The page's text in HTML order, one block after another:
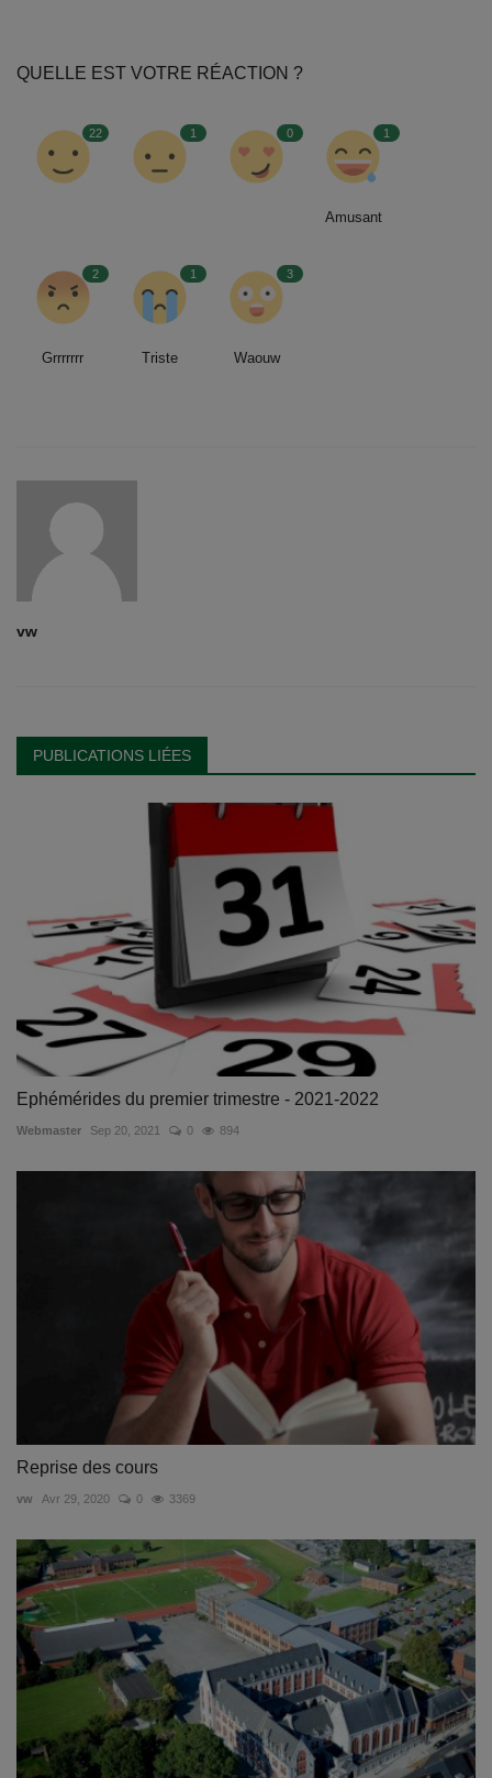
QUELLE EST VOTRE RÉACTION ?
22 1 0 1
Amusant
2
Grrrrrrr
1
Triste
3
Waouw
vw
PUBLICATIONS LIÉES
Ephémérides du premier trimestre - 2021-2022
Webmaster Sep 20, 2021 0 894
Reprise des cours
vw Avr 29, 2020 0 3369